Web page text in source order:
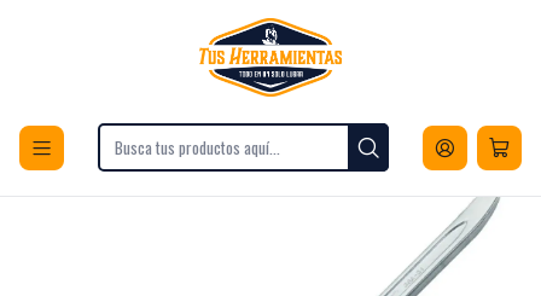
Envios a todo Chile
Herramientas para Vehículos
Barra Desmontadora Para Neumáticos 380mm 38a-15 Bahco.